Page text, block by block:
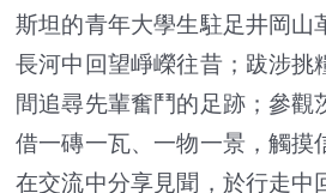
斯坦的青年大學生駐足井岡山
長河中回望崢嶸往昔；跋涉挑
間追尋先輩奮鬥的足跡；參觀
借一磚一瓦、一物一景，觸摸
在交流中分享見聞，於行走中